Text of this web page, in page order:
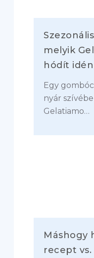
melyik
hódít
Egy
nyár
Gelatiamo…
Máshogy
recept